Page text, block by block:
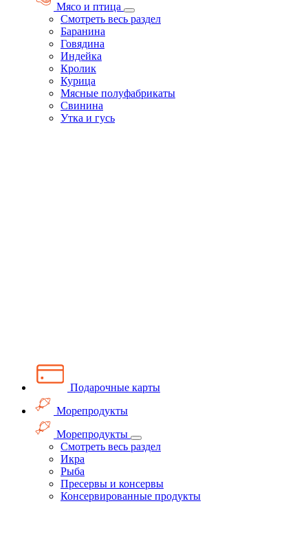
Мясо и птица
Смотреть весь раздел
Баранина
Говядина
Индейка
Кролик
Курица
Мясные полуфабрикаты
Свинина
Утка и гусь
Подарочные карты
Морепродукты
Морепродукты
Смотреть весь раздел
Икра
Рыба
Пресервы и консервы
Консервированные продукты